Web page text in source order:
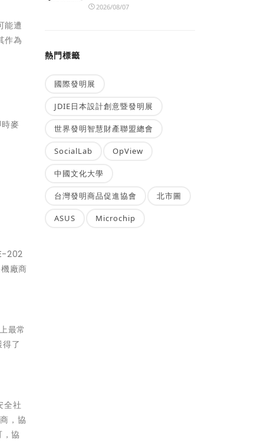
能遭
作為
麥
202
廠商
最常
了
全社
，協
協
2026/08/07
熱門標籤
國際發明展
JDIE日本設計創意暨發明展
世界發明智慧財產聯盟總會
SocialLab OpView
中國文化大學
台灣發明商品促進協會 北市圖
ASUS Microchip